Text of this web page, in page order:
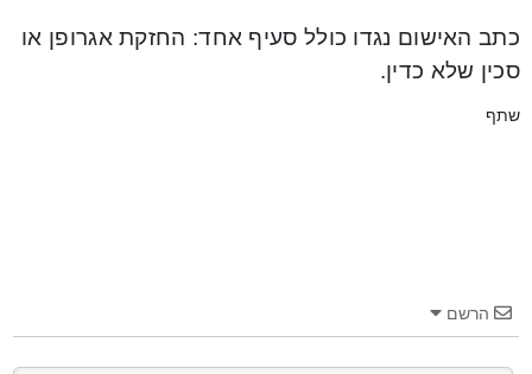
כתב האישום נגדו כולל סעיף אחד: החזקת אגרופן או
סכין שלא כדין.
שתף
הרשם